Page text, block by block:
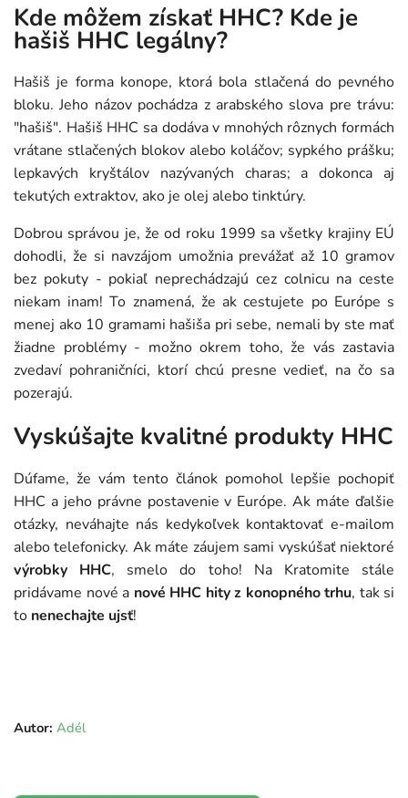
Kde môžem získať HHC? Kde je
hašiš HHC legálny?
Hašiš je forma konope, ktorá bola stlačená do pevného
bloku. Jeho názov pochádza z arabského slova pre trávu:
"hašiš". Hašiš HHC sa dodáva v mnohých rôznych formách
vrátane stlačených blokov alebo koláčov; sypkého prášku;
lepkavých kryštálov nazývaných charas; a dokonca aj
tekutých extraktov, ako je olej alebo tinktúry.
Dobrou správou je, že od roku 1999 sa všetky krajiny EÚ
dohodli, že si navzájom umožnia prevážať až 10 gramov
bez pokuty - pokiaľ neprechádzajú cez colnicu na ceste
niekam inam! To znamená, že ak cestujete po Európe s
menej ako 10 gramami hašiša pri sebe, nemali by ste mať
žiadne problémy - možno okrem toho, že vás zastavia
zvedaví pohraničníci, ktorí chcú presne vedieť, na čo sa
pozerajú.
Vyskúšajte kvalitné produkty HHC
Dúfame, že vám tento článok pomohol lepšie pochopiť
HHC a jeho právne postavenie v Európe. Ak máte ďalšie
otázky, neváhajte nás kedykoľvek kontaktovať e-mailom
alebo telefonicky. Ak máte záujem sami vyskúšať niektoré
výrobky HHC, smelo do toho! Na Kratomite stále
pridávame nové a nové HHC hity z konopného trhu, tak si
to nenechajte ujsť!
Autor: Adél